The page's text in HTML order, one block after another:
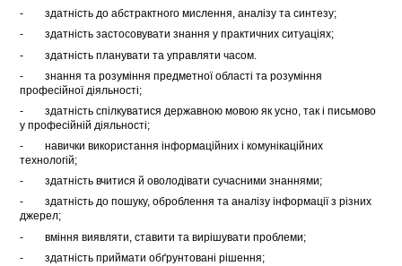
- здатність до абстрактного мислення, аналізу та синтезу;
- здатність застосовувати знання у практичних ситуаціях;
- здатність планувати та управляти часом.
- знання та розуміння предметної області та розуміння
професійної діяльності;
- здатність спілкуватися державною мовою як усно, так і письмово
у професійній діяльності;
- навички використання інформаційних і комунікаційних
технологій;
- здатність вчитися й оволодівати сучасними знаннями;
- здатність до пошуку, оброблення та аналізу інформації з різних
джерел;
- вміння виявляти, ставити та вирішувати проблеми;
- здатність приймати обґрунтовані рішення;